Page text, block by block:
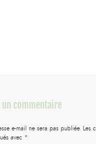
un commentaire
e-mail ne sera pas publiée. Les
avec *